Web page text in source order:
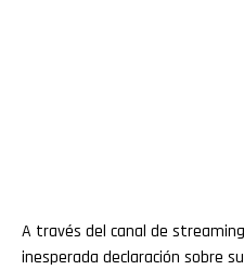
A través del canal de
inesperada declaración sobre